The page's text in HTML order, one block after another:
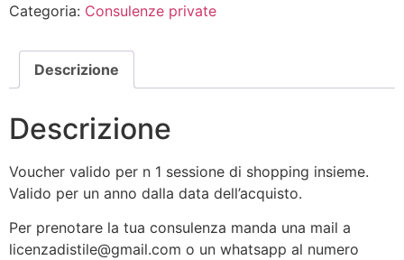
Categoria: Consulenze private
Descrizione
Descrizione
Voucher valido per n 1 sessione di shopping insieme.
Valido per un anno dalla data dell’acquisto.
Per prenotare la tua consulenza manda una mail a
licenzadistile@gmail.com o un whatsapp al numero